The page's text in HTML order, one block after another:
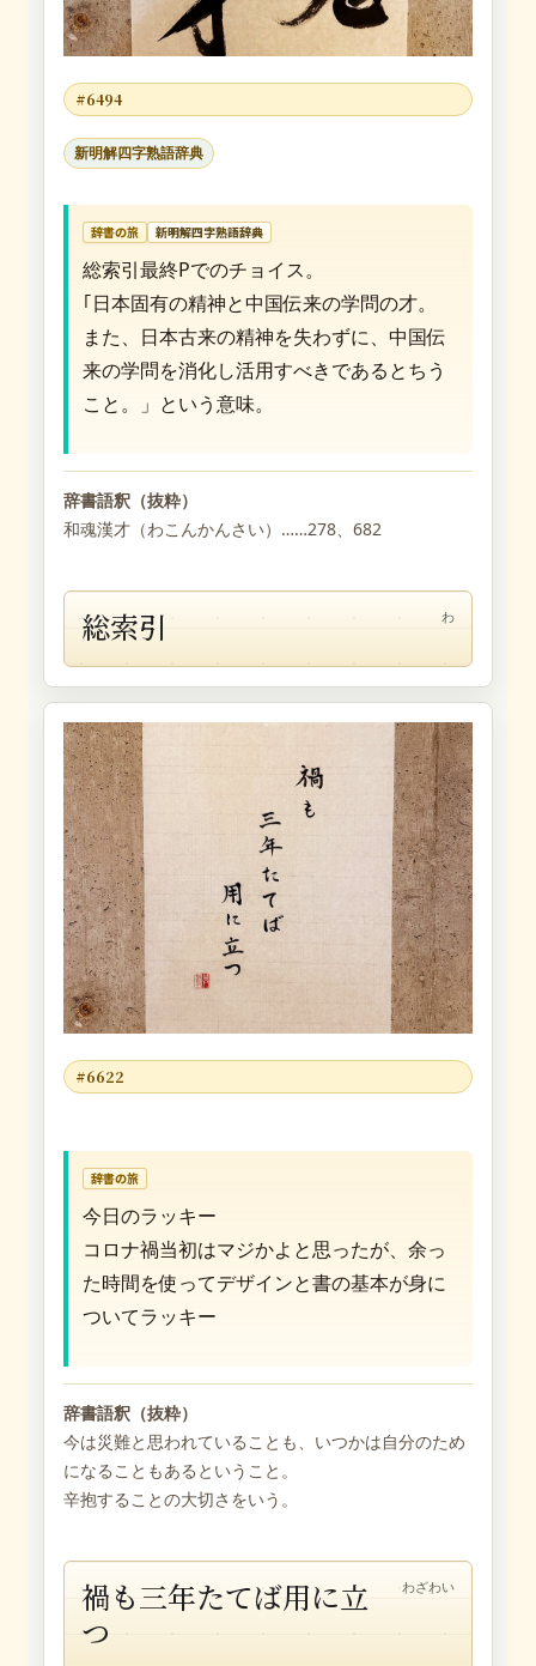
#6494
新明解四字熟語辞典
辞書の旅 新明解四字熟語辞典
総索引最終Pでのチョイス。
｢日本固有の精神と中国伝来の学問の才。
また、日本古来の精神を失わずに、中国伝
来の学問を消化し活用すべきであるとちう
こと。」という意味。
辞書語釈（抜粋）
和魂漢才（わこんかんさい）……278、682
総索引 わ
#6622
辞書の旅
今日のラッキー
コロナ禍当初はマジかよと思ったが、余っ
た時間を使ってデザインと書の基本が身に
ついてラッキー
辞書語釈（抜粋）
今は災難と思われていることも、いつかは自分のため
になることもあるということ。
辛抱することの大切さをいう。
禍も三年たてば用に立
つ
わざわい